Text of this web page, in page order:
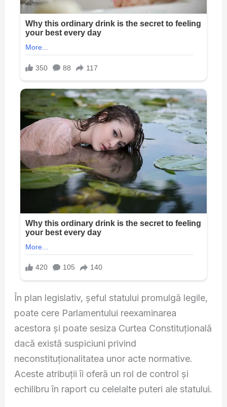
În plan legislativ, șeful statului promulgă legile,
poate cere Parlamentului reexaminarea
acestora și poate sesiza Curtea Constituțională
dacă există suspiciuni privind
neconstituționalitatea unor acte normative.
Aceste atribuții îi oferă un rol de control și
echilibru în raport cu celelalte puteri ale statului.